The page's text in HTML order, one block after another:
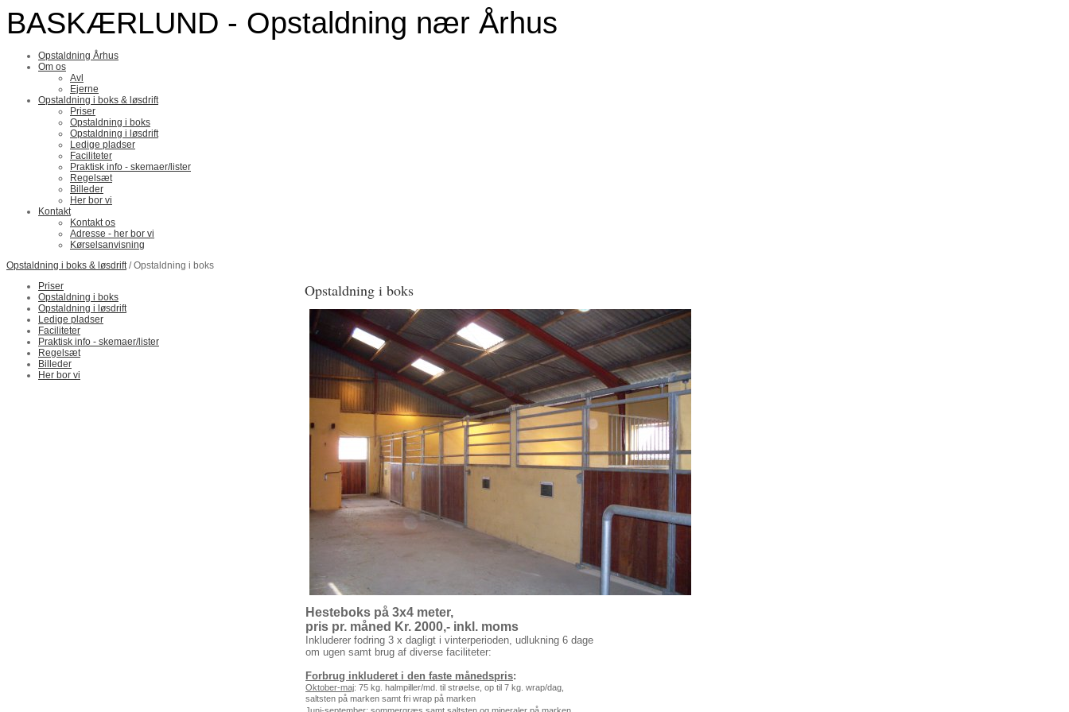
BASKÆRLUND - Opstaldning nær Århus
Opstaldning Århus
Om os
Avl
Ejerne
Opstaldning i boks & løsdrift
Priser
Opstaldning i boks
Opstaldning i løsdrift
Ledige pladser
Faciliteter
Praktisk info - skemaer/lister
Regelsæt
Billeder
Her bor vi
Kontakt
Kontakt os
Adresse - her bor vi
Kørselsanvisning
Opstaldning i boks & løsdrift/ Opstaldning i boks
Priser
Opstaldning i boks
Opstaldning i løsdrift
Ledige pladser
Faciliteter
Praktisk info - skemaer/lister
Regelsæt
Billeder
Her bor vi
Opstaldning i boks
Hesteboks på 3x4 meter,
pris pr. måned Kr. 2000,- inkl. moms
Inkluderer fodring 3 x dagligt i vinterperioden, udlukning 6 dage
om ugen samt brug af diverse faciliteter:
Forbrug inkluderet i den faste månedspris:
Oktober-maj: 75 kg. halmpiller/md. til strøelse, op til 7 kg. wrap/dag,
saltsten på marken samt fri wrap på marken